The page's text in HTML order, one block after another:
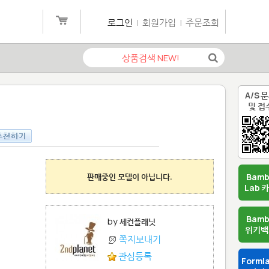
A/S
및 접
Lab
위키
로그인 | 회원가입 | 주문조회
판매중인 모델이 아닙니다.
by세컨플래닛
쪽지보내기
관심등록